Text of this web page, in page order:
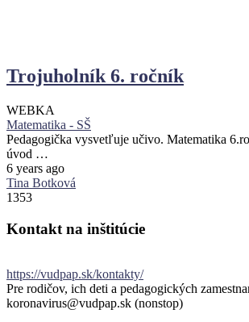
Trojuholník 6. ročník
WEBKA
Matematika - SŠ
Pedagogička vysvetľuje učivo. Matematika
úvod …
6 years ago
Tina Botková
1353
Kontakt na inštitúcie
https://vudpap.sk/kontakty/
Pre rodičov, ich deti a pedagogických
koronavirus@vudpap.sk (nonstop)